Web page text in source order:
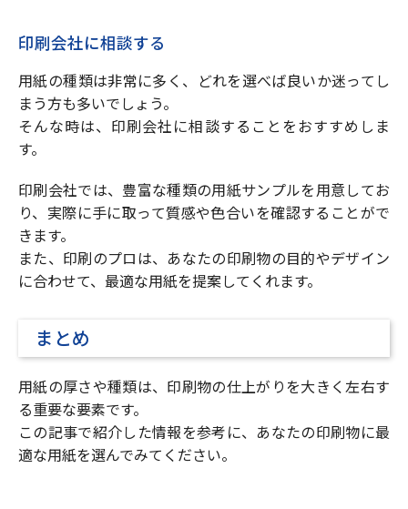
印刷会社に相談する
用紙の種類は非常に多く、どれを選べば良いか迷ってし
まう方も多いでしょう。
そんな時は、印刷会社に相談することをおすすめしま
す。
印刷会社では、豊富な種類の用紙サンプルを用意してお
り、実際に手に取って質感や色合いを確認することがで
きます。
また、印刷のプロは、あなたの印刷物の目的やデザイン
に合わせて、最適な用紙を提案してくれます。
まとめ
用紙の厚さや種類は、印刷物の仕上がりを大きく左右す
る重要な要素です。
この記事で紹介した情報を参考に、あなたの印刷物に最
適な用紙を選んでみてください。